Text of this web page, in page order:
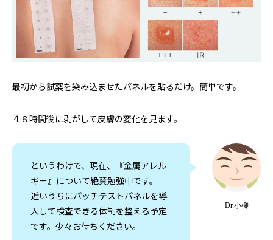
最初から試薬を染み込ませたパネルを貼るだけ。簡単です。
４８時間後に剥がして皮膚の変化を見ます。
Dr.小柳
というわけで、現在、『金属アレル
ギー』について絶賛勉強中です。
近いうちにパッチテストパネルを導
入して検査できる体制を整える予定
です。少々お待ちください。